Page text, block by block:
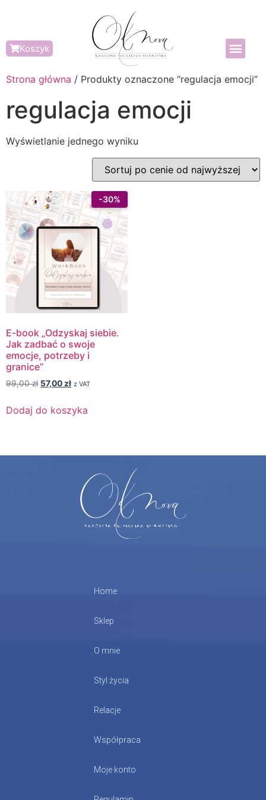
Koszyk
Strona główna / Produkty oznaczone “regulacja emocji”
regulacja emocji
Wyświetlanie jednego wyniku
E-book „Odzyskaj siebie.
Jak zadbać o swoje
emocje, potrzeby i
granice”
99,00zł 57,00zł z VAT
Dodaj do koszyka
Home
Sklep
O mnie
Styl życia
Relacje
Współpraca
Moje konto